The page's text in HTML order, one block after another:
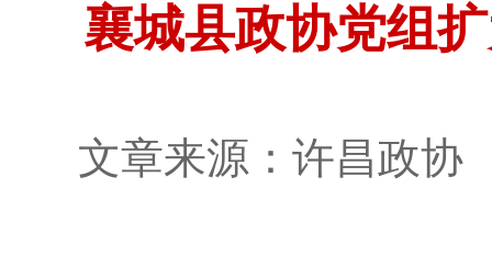
襄城县政协党组
文章来源：许昌政